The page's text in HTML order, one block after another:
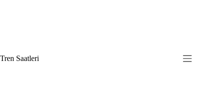
to
content
Tren Saatleri